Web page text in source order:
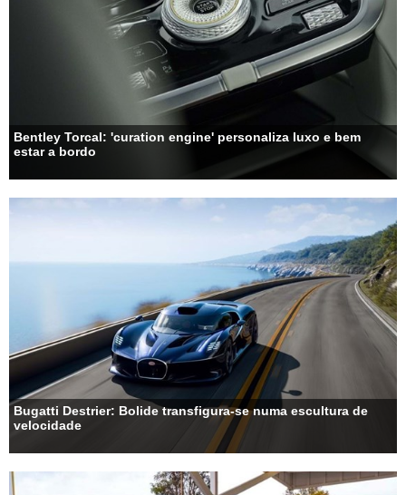
Bentley Torcal: 'curation engine' personaliza luxo e bem
estar a bordo
Bugatti Destrier: Bolide transfigura-se numa escultura de
velocidade